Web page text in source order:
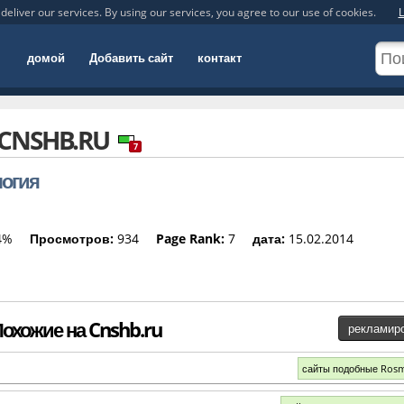
our services. By using our services, you agree to our use of cookies.
домой Добавить сайт контакт
7
Просмотров: 934 Page Rank: 7 дата: 15.02.2014
на Cnshb.ru
сайты подобные